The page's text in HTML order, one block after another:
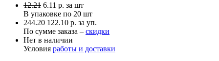
12.21 6.11 р. за шт
В упаковке по 20 шт
244.20 122.10 р. за уп.
По сумме заказа – скидки
Нет в наличии
Условия работы и доставки